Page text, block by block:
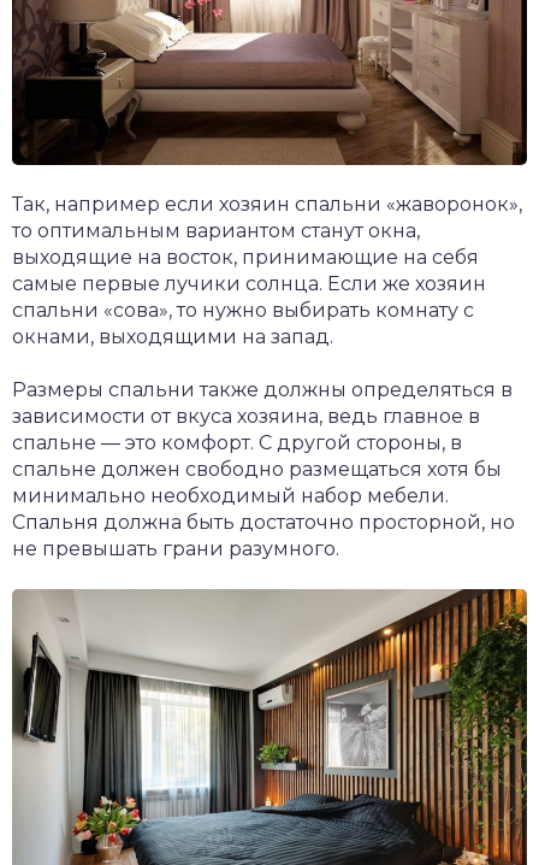
Так, например если хозяин спальни «жаворонок»,
то оптимальным вариантом станут окна,
выходящие на восток, принимающие на себя
самые первые лучики солнца. Если же хозяин
спальни «сова», то нужно выбирать комнату с
окнами, выходящими на запад.
Размеры спальни также должны определяться в
зависимости от вкуса хозяина, ведь главное в
спальне — это комфорт. С другой стороны, в
спальне должен свободно размещаться хотя бы
минимально необходимый набор мебели.
Спальня должна быть достаточно просторной, но
не превышать грани разумного.